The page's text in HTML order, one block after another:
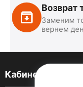
Возврат
Заменим
вернем
Кабинет